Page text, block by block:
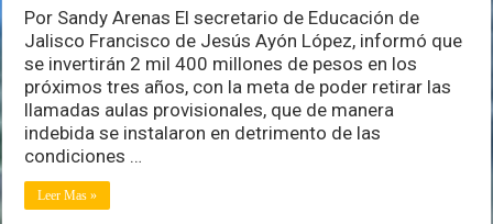
2
mil
400
millones
de
pesos
para
escuelas
Por Sandy Arenas El secretario de Educación de
Jalisco Francisco de Jesús Ayón López, informó que
se invertirán 2 mil 400 millones de pesos en los
próximos tres años, con la meta de poder retirar las
llamadas aulas provisionales, que de manera
indebida se instalaron en detrimento de las
condiciones …
Leer Mas »